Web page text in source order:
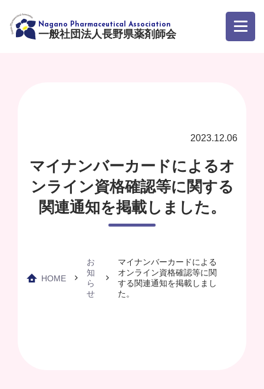
一般社団法人長野県薬剤師会
2023.12.06
マイナンバーカードによるオ
ンライン資格確認等に関する
関連通知を掲載しました。
HOME
お
知
ら
せ
マイナンバーカードによる
オンライン資格確認等に関
する関連通知を掲載しまし
た。